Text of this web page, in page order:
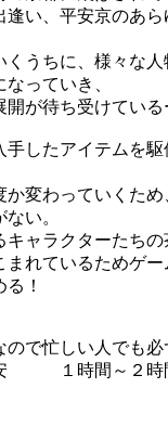
逢い、平安京のあ
くうちに、様々な
っていき、
が待ち受けている
手したアイテムを
か変わっていくた
い。
キャラクターたち
れているためゲー
！
で忙しい人でも必
安 １時間～２時